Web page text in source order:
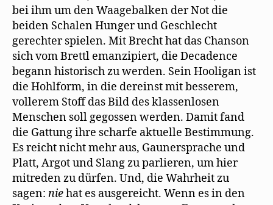
bei ihm um den Waagebalken der Not die
beiden Schalen Hunger und Geschlecht
gerechter spielen. Mit Brecht hat das Chanson
sich vom Brettl emanzipiert, die Decadence
begann historisch zu werden. Sein Hooligan ist
die Hohlform, in die dereinst mit besserem,
vollerem Stoff das Bild des klassenlosen
Menschen soll gegossen werden. Damit fand
die Gattung ihre scharfe aktuelle Bestimmung.
Es reicht nicht mehr aus, Gaunersprache und
Platt, Argot und Slang zu parlieren, um hier
mitreden zu dürfen. Und, die Wahrheit zu
sagen: niehat es ausgereicht. Wenn es in den